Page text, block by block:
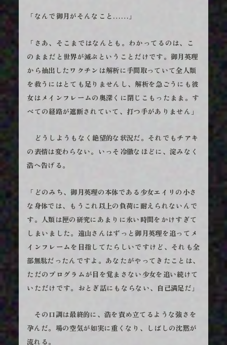
「なんで御月がそんなこと……」
「さあ、そこまではなんとも。わかってるのは、こ
のままだと世界が滅ぶということだけです。御月英理
から抽出したワクチンは解析に手間取っていて全人類
を救うにはとても足りませんし、解析を急ごうにも彼
女はメインフレームの奥深くに閉じこもったまま。す
べての経路が遮断されていて、打つ手がありません」
どうしようもなく絶望的な状況だ。それでもチアキ
の表情は変わらない。いっそ冷徹なほどに、淀みなく
浩へ告げる。
「どのみち、御月英理の本体である少女エイリの小さ
な身体では、もうこれ以上の負荷に耐えられないんで
す。人類は匣の研究にあまりに永い時間をかけすぎて
しまいました。遠山さんはずっと御月英理を追ってメ
インフレームを目指してたらしいですけど、それも全
部無駄だったんですよ。あなたがやってきたことは、
ただのプログラムが目を覚まさない少女を追い続けて
いただけです。おとぎ話にもならない、自己満足だ」
その口調は最終的に、浩を責め立てるような強さを
孕んだ。場の空気が如実に重くなり、しばしの沈黙が
流れる。